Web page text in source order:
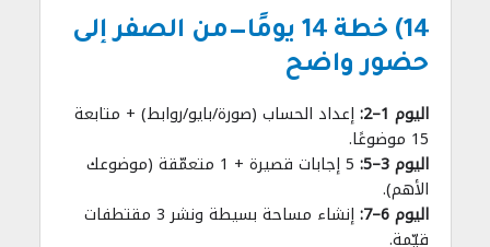
14) خطة 14 يومًا—من الصفر إلى
حضور واضح
اليوم 1–2:
إعداد الحساب (صورة/بايو/روابط) + متابعة
15 موضوعًا.
اليوم 3–5:
5 إجابات قصيرة + 1 متعمّقة (موضوعك
الأهم).
اليوم 6–7:
إنشاء مساحة بسيطة ونشر 3 مقتطفات
قيّمة.